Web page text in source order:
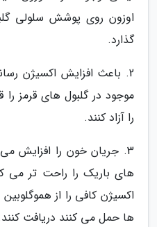
اوزون روی پوشش سلولی
گذارد.
2. باعث افزایش اکسیژن
موجود در گلبول های قرمز
را آزاد کنند.
3. جریان خون را افزایش
های باریک را راحت تر
اکسیژن کافی را از
ها حمل می کنند دریافت